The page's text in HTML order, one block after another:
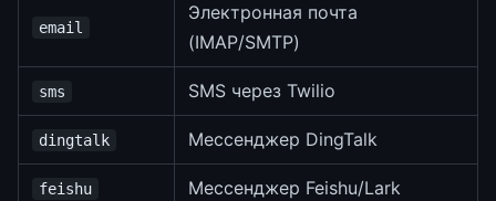
email
Электронная почта
(IMAP/SMTP)
sms SMS через Twilio
dingtalk Мессенджер DingTalk
feishu Мессенджер Feishu/Lark